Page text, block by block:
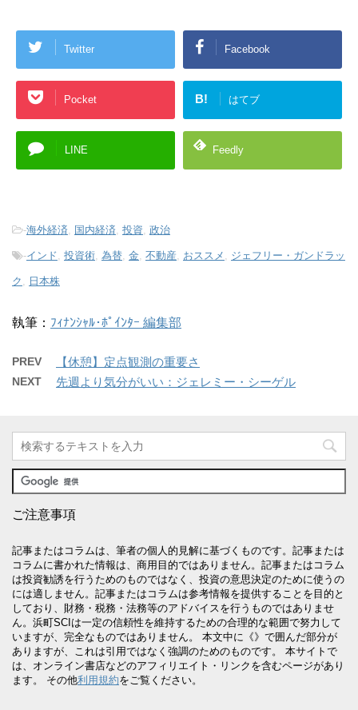
Twitter Facebook
Pocket B! はてブ
LINE Feedly
-海外経済 国内経済 投資 政治
-インド 投資術 為替 金 不動産 おススメ ジェフリー・ガンドラッ
ク 日本株
執筆： ﾌｨﾅﾝｼｬﾙ･ﾎﾟｲﾝﾀｰ 編集部
PREV 【休憩】定点観測の重要さ
NEXT 先週より気分がいい：ジェレミー・シーゲル
ご注意事項
記事またはコラムは、筆者の個人的見解に基づくものです。記事または
コラムに書かれた情報は、商用目的ではありません。記事またはコラム
は投資勧誘を行うためのものではなく、投資の意思決定のために使うの
には適しません。記事またはコラムは参考情報を提供することを目的と
しており、財務・税務・法務等のアドバイスを行うものではありませ
ん。浜町SCIは一定の信頼性を維持するための合理的な範囲で努力して
いますが、完全なものではありません。 本文中に《》で囲んだ部分が
ありますが、これは引用ではなく強調のためのものです。 本サイトで
は、オンライン書店などのアフィリエイト・リンクを含むページがあり
ます。 その他利用規約をご覧ください。